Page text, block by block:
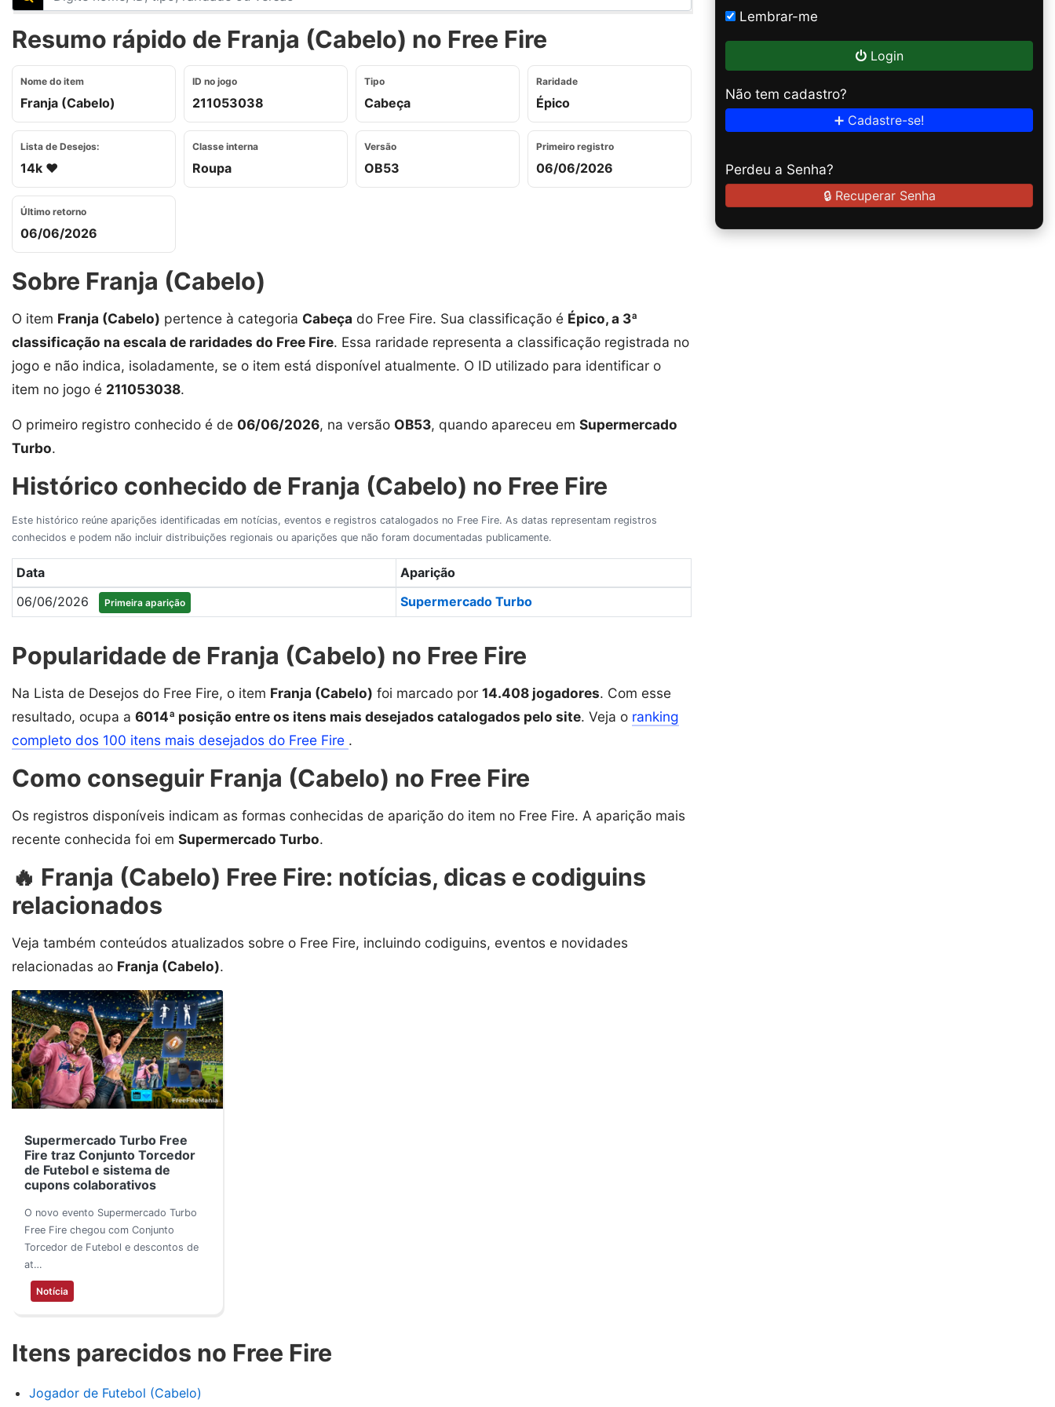
Resumo rápido de Franja (Cabelo) no Free Fire
Nome do item
Franja (Cabelo)
ID no jogo
211053038
Tipo
Cabeça
Raridade
Épico
Lista de Desejos:
14k ❤️
Classe interna
Roupa
Versão
OB53
Primeiro registro
06/06/2026
Último retorno
06/06/2026
Sobre Franja (Cabelo)
O item Franja (Cabelo) pertence à categoria Cabeça do Free Fire. Sua classificação é Épico, a 3ª
classificação na escala de raridades do Free Fire. Essa raridade representa a classificação registrada no
jogo e não indica, isoladamente, se o item está disponível atualmente. O ID utilizado para identificar o
item no jogo é 211053038.
O primeiro registro conhecido é de 06/06/2026, na versão OB53, quando apareceu em Supermercado
Turbo.
Histórico conhecido de Franja (Cabelo) no Free Fire
Este histórico reúne aparições identificadas em notícias, eventos e registros catalogados no Free Fire. As datas representam registros
conhecidos e podem não incluir distribuições regionais ou aparições que não foram documentadas publicamente.
Data
Aparição
06/06/2026
Primeira aparição Supermercado Turbo
Popularidade de Franja (Cabelo) no Free Fire
Na Lista de Desejos do Free Fire, o item Franja (Cabelo) foi marcado por 14.408 jogadores. Com esse
resultado, ocupa a 6014ª posição entre os itens mais desejados catalogados pelo site. Veja o ranking
completo dos 100 itens mais desejados do Free Fire .
Como conseguir Franja (Cabelo) no Free Fire
Os registros disponíveis indicam as formas conhecidas de aparição do item no Free Fire. A aparição mais
recente conhecida foi em Supermercado Turbo.
🔥 Franja (Cabelo) Free Fire: notícias, dicas e codiguins
relacionados
Veja também conteúdos atualizados sobre o Free Fire, incluindo codiguins, eventos e novidades
relacionadas ao Franja (Cabelo).
Supermercado Turbo Free
Fire traz Conjunto Torcedor
de Futebol e sistema de
cupons colaborativos
O novo evento Supermercado Turbo
Free Fire chegou com Conjunto
Torcedor de Futebol e descontos de
at…
Notícia
Itens parecidos no Free Fire
Jogador de Futebol (Cabelo)
Lembrar-me
Login
Não tem cadastro?
➕ Cadastre-se!
Perdeu a Senha?
🔒 Recuperar Senha